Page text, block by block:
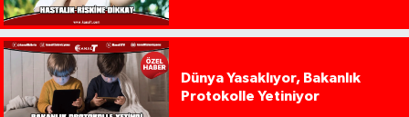
Dünya Yasaklıyor, Bakanlık
Protokolle Yetiniyor